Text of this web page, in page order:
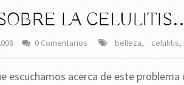
LA
0 Comentarios belleza, celulitis,
escuchamos acerca de este